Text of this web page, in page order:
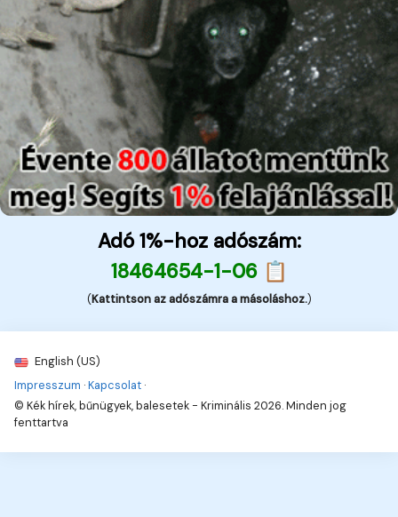
Adó 1%-hoz adószám:
18464654-1-06 📋
(Kattintson az adószámra a másoláshoz.)
English (US)
Impresszum ·Kapcsolat ·
© Kék hírek, bűnügyek, balesetek - Kriminális 2026. Minden jog
fenttartva